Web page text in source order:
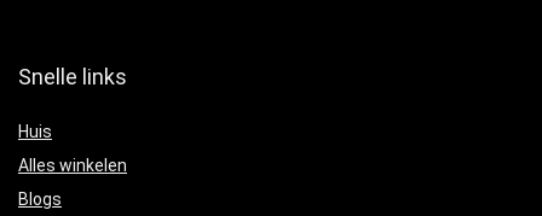
Snelle links
Huis
Alles winkelen
Blogs